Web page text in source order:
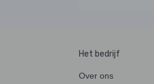
Het bedrijf
Over ons